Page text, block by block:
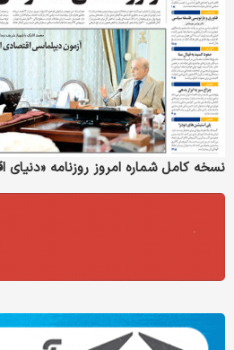
نسخه کامل شماره امروز روزنامه «دنیای‌